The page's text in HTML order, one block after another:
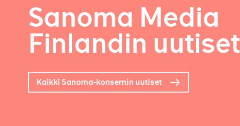
Sanoma Media
Finlandin uutiset
Kaikki Sanoma-konsernin uutiset